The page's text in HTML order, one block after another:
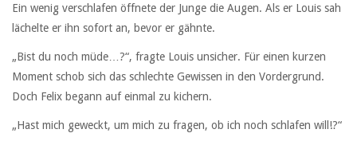
Ein wenig verschlafen öffnete der Junge die Augen. Als er Louis sah
lächelte er ihn sofort an, bevor er gähnte.
„Bist du noch müde…?“, fragte Louis unsicher. Für einen kurzen
Moment schob sich das schlechte Gewissen in den Vordergrund.
Doch Felix begann auf einmal zu kichern.
„Hast mich geweckt, um mich zu fragen, ob ich noch schlafen will!?“